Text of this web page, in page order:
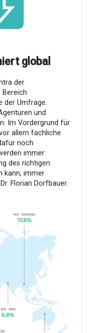
global
der
der Umfrage.
und
Im Vordergrund für
allem fachliche
noch
immer
des richtigen
kann, immer
Florian Dorfbauer.